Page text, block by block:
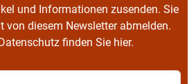
und Informationen zusenden. Sie
von diesem Newsletter abmelden.
finden Sie hier.